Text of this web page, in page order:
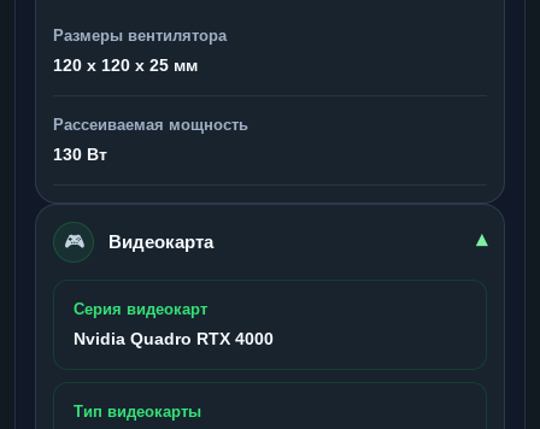
Размеры вентилятора
120 x 120 x 25 мм
Рассеиваемая мощность
130 Вт
🎮 Видеокарта ▾
Серия видеокарт
Nvidia Quadro RTX 4000
Тип видеокарты